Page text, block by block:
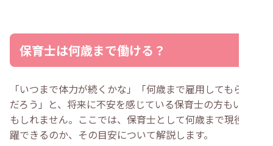
・50代・60代の保育士が転職活動を成功させるコツ
・ベテランならではの安定感と柔軟な姿勢を見せる
・ 体調管理を徹底していることをアピールする
・「保育士は何歳まで働ける？」と気になる人によくある
質問
・
パートの保育士は何歳まで働ける？
・ 70歳を超えても現場で保育士として働ける？
保育士は何歳まで働ける？
「いつまで体力が続くかな」「何歳まで雇用してもらえる
だろう」と、将来に不安を感じている保育士の方もいるか
もしれません。ここでは、保育士として何歳まで現役で活
躍できるのか、その目安について解説します。